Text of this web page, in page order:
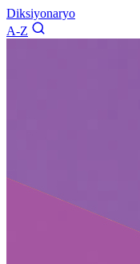
Diksiyonaryo
A-Z